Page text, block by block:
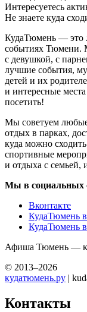
Интересуетесь
Не знаете куда
КудаТюмень — это
событиях Тюмени.
с девушкой, с
лучшие события,
детей и их
и интересные
посетить!
Мы советуем
отдых в парках,
куда можно
спортивные
и отдыха с семьей,
Мы в социальных
Вконтакте
КудаТюмень
КудаТюмень в
Афиша Тюмень —
© 2013–2026
кудатюмень.ру |
Контакты